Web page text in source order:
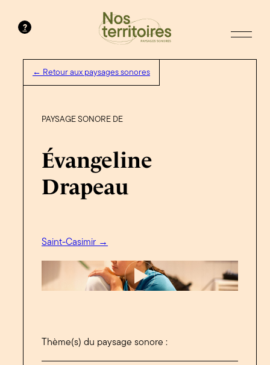
?
← Retour aux paysages sonores
PAYSAGE SONORE DE
Évangeline
Drapeau
Saint-Casimir →
Thème(s) du paysage sonore :